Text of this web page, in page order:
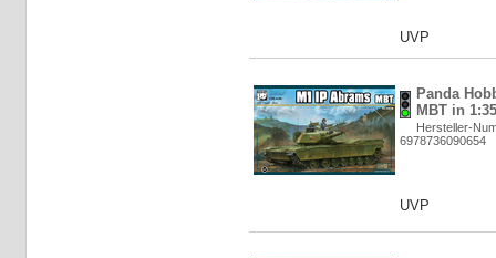
UVP
Panda
MBT in
Hersteller-
6978736090654
UVP